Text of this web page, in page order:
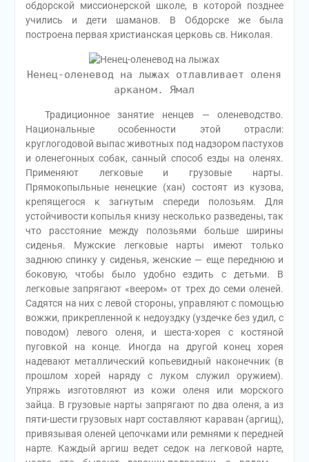
обдорской миссионерской школе, в которой позднее
учились и дети шаманов. В Обдорске же была
построена первая христианская церковь св. Николая.
Ненец-оленевод на лыжах отлавливает оленя
арканом. Ямал
Традиционное занятие ненцев — оленеводство.
Национальные особенности этой отрасли:
круглогодовой выпас животных под надзором пастухов
и оленегонных собак, санный способ езды на оленях.
Применяют легковые и грузовые нарты.
Прямокопыльные ненецкие (хан) состоят из кузова,
крепящегося к загнутым спереди полозьям. Для
устойчивости копылья книзу несколько разведены, так
что расстояние между полозьями больше ширины
сиденья. Мужские легковые нарты имеют только
заднюю спинку у сиденья, женские — еще переднюю и
боковую, чтобы было удобно ездить с детьми. В
легковые запрягают «веером» от трех до семи оленей.
Садятся на них с левой стороны, управляют с помощью
вожжи, прикрепленной к недоуздку (уздечке без удил, с
поводом) левого оленя, и шеста-хорея с костяной
пуговкой на конце. Иногда на другой конец хорея
надевают металлический копьевидный наконечник (в
прошлом хорей наряду с луком служил оружием).
Упряжь изготовляют из кожи оленя или морского
зайца. В грузовые нарты запрягают по два оленя, а из
пяти-шести грузовых нарт составляют караван (аргищ),
привязывая оленей цепочками или ремнями к передней
нарте. Каждый аргиш ведет седок на легковой нарте,